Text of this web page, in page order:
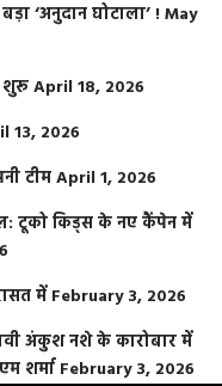
‘अनुदान घोटाला’ !May
शुरूApril 18, 2026
13, 2026
टीमApril 1, 2026
टूको किड्स के नए कैंपेन में
में February 3, 2026
अंकुश नशे के कारोबार में
शर्मा February 3, 2026